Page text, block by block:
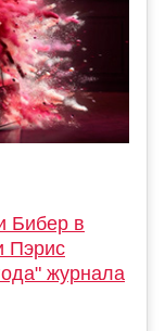
Бибер в
Пэрис
журнала